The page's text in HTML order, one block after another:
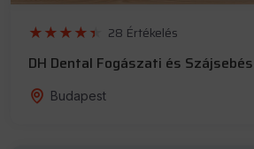
28 Értékelés
DH Dental Fogászati és
Budapest